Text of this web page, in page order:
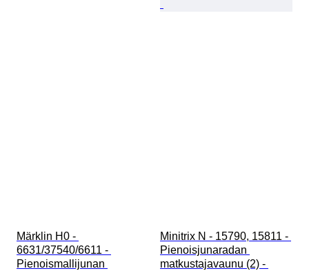
Märklin H0 -
6631/37540/6611 -
Pienoismallijunan
Minitrix N - 15790, 15811 -
Pienoisjunaradan
matkustajavaunu (2) -